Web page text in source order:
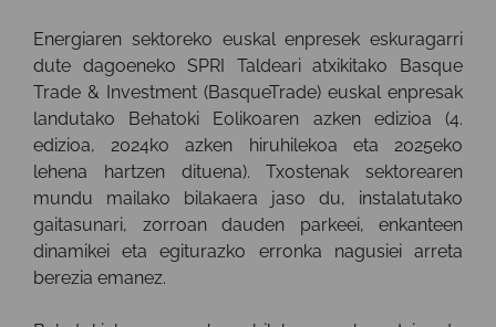
Energiaren sektoreko euskal enpresek eskuragarri
dute dagoeneko SPRI Taldeari atxikitako Basque
Trade & Investment (BasqueTrade) euskal enpresak
landutako Behatoki Eolikoaren azken edizioa (4.
edizioa, 2024ko azken hiruhilekoa eta 2025eko
lehena hartzen dituena). Txostenak sektorearen
mundu mailako bilakaera jaso du, instalatutako
gaitasunari, zorroan dauden parkeei, enkanteen
dinamikei eta egiturazko erronka nagusiei arreta
berezia emanez.